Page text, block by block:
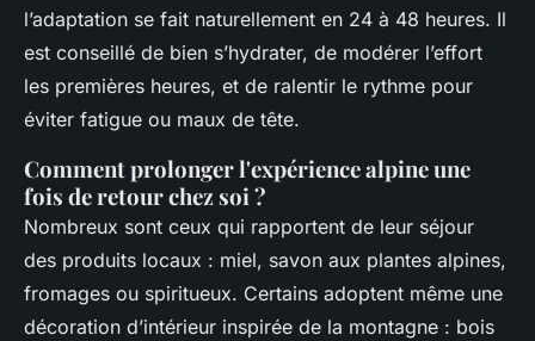
l’adaptation se fait naturellement en 24 à 48 heures. Il
est conseillé de bien s’hydrater, de modérer l’effort
les premières heures, et de ralentir le rythme pour
éviter fatigue ou maux de tête.
Comment prolonger l'expérience alpine une
fois de retour chez soi ?
Nombreux sont ceux qui rapportent de leur séjour
des produits locaux : miel, savon aux plantes alpines,
fromages ou spiritueux. Certains adoptent même une
décoration d’intérieur inspirée de la montagne : bois